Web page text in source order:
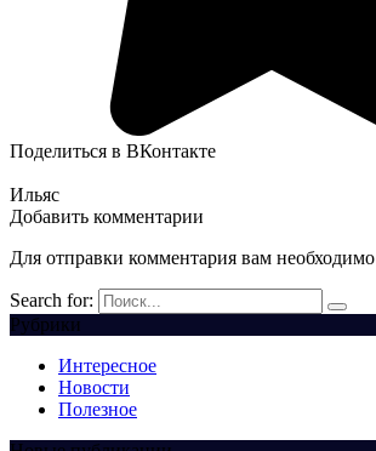
Поделиться в ВКонтакте
Ильяс
Добавить комментарии
Для отправки комментария вам необходимо
Search for:
Рубрики
Интересное
Новости
Полезное